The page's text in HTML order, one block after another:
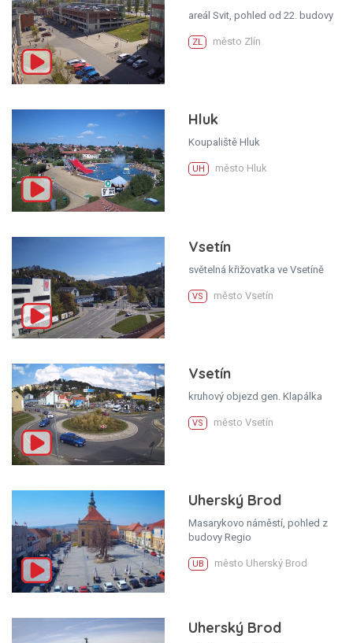
areál Svit, pohled od 22. budovy
ZL město Zlín
Hluk
Koupaliště Hluk
UH město Hluk
Vsetín
světelná křižovatka ve Vsetíně
VS město Vsetín
Vsetín
kruhový objezd gen. Klapálka
VS město Vsetín
Uherský Brod
Masarykovo náměstí, pohled z
budovy Regio
UB město Uherský Brod
Uherský Brod